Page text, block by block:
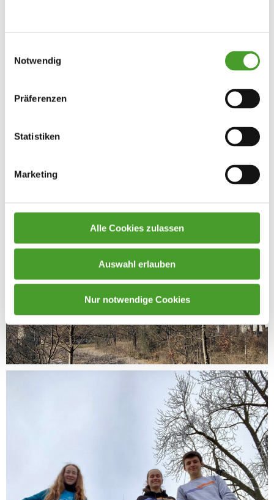
Notwendig
Präferenzen
Statistiken
Marketing
Alle Cookies zulassen
Auswahl erlauben
Nur notwendige Cookies